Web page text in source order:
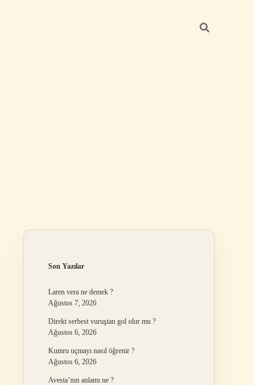
Son Yazılar
Laren vera ne demek ?
Ağustos 7, 2026
Direkt serbest vuruştan gol olur mu ?
Ağustos 6, 2026
Kumru uçmayı nasıl öğrenir ?
Ağustos 6, 2026
Avesta’nın anlamı ne ?